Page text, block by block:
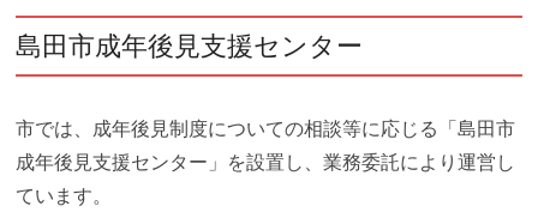
島田市成年後見支援センター
市では、成年後見制度についての相談等に応じる「島田市
成年後見支援センター」を設置し、業務委託により運営し
ています。